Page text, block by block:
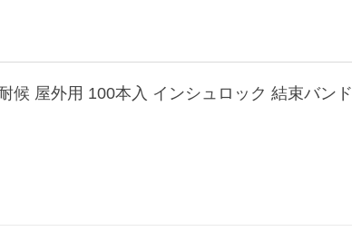
候 屋外用 100本入 インシュロック 結束バン